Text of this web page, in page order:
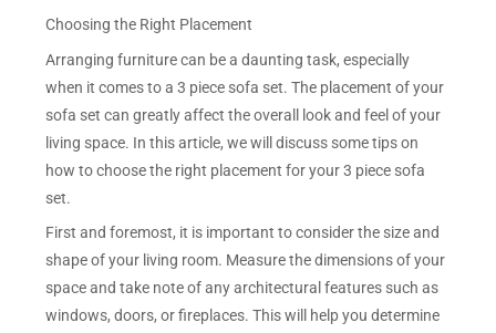
Choosing the Right Placement
Arranging furniture can be a daunting task, especially
when it comes to a 3 piece sofa set. The placement of your
sofa set can greatly affect the overall look and feel of your
living space. In this article, we will discuss some tips on
how to choose the right placement for your 3 piece sofa
set.
First and foremost, it is important to consider the size and
shape of your living room. Measure the dimensions of your
space and take note of any architectural features such as
windows, doors, or fireplaces. This will help you determine